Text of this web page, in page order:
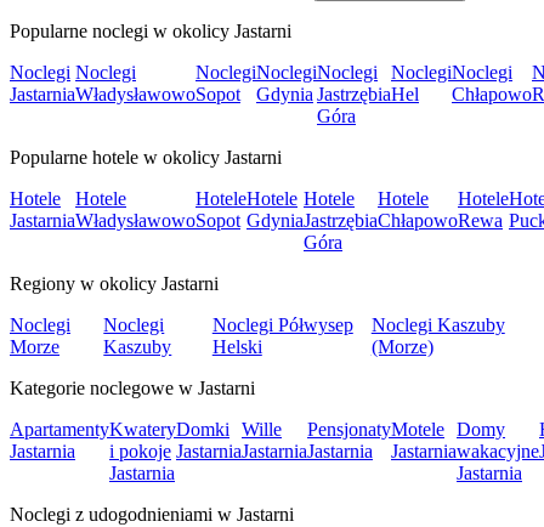
Popularne noclegi w okolicy Jastarni
Noclegi
Jastarnia
Noclegi
Władysławowo
Noclegi
Sopot
Noclegi
Gdynia
Noclegi
Jastrzębia
Góra
Noclegi
Hel
Noclegi
Chłapowo
Popularne hotele w okolicy Jastarni
Hotele
Jastarnia
Hotele
Władysławowo
Hotele
Sopot
Hotele
Gdynia
Hotele
Jastrzębia
Góra
Hotele
Chłapowo
Hotele
Rewa
Regiony w okolicy Jastarni
Noclegi
Morze
Noclegi
Kaszuby
Noclegi Półwysep
Helski
Noclegi Kaszuby
(Morze)
Kategorie noclegowe w Jastarni
Apartamenty
Jastarnia
Kwatery
i pokoje
Jastarnia
Domki
Jastarnia
Wille
Jastarnia
Pensjonaty
Jastarnia
Motele
Jastarnia
Domy
wakacyjne
Jastarnia
Noclegi z udogodnieniami w Jastarni